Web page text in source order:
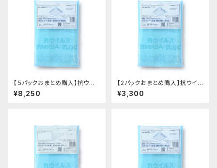
【５パックおまとめ購入】抗ウイ
ルスタイプecowinエアコンフィ
ルター HAC-F66(業務用62c
¥8,250
【2パックおまとめ購入】抗ウイル
スタイプecowinエアコンフィル
ター HAC-F66(業務用62cmX
¥3,300